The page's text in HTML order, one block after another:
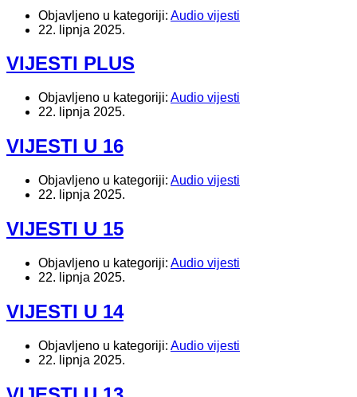
Objavljeno u kategoriji: Audio vijesti
22. lipnja 2025.
VIJESTI PLUS
Objavljeno u kategoriji: Audio vijesti
22. lipnja 2025.
VIJESTI U 16
Objavljeno u kategoriji: Audio vijesti
22. lipnja 2025.
VIJESTI U 15
Objavljeno u kategoriji: Audio vijesti
22. lipnja 2025.
VIJESTI U 14
Objavljeno u kategoriji: Audio vijesti
22. lipnja 2025.